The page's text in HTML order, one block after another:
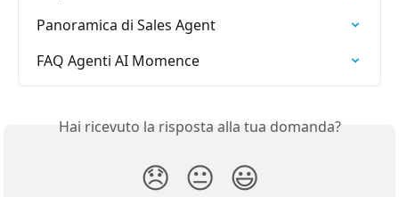
Panoramica di Sales Agent
FAQ Agenti AI Momence
Hai ricevuto la risposta alla tua domanda?
😞 😐 😃